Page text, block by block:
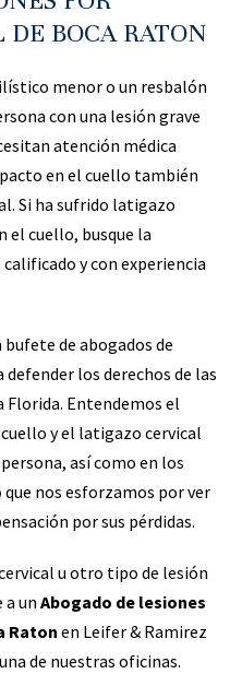
BOCA RATON
menor o un resbalón
con una lesión grave
atención médica
en el cuello también
Si ha sufrido latigazo
el cuello, busque la
y con experiencia
de abogados de
los derechos de las
Florida. Entendemos el
y el latigazo cervical
así como en los
nos esforzamos por ver
por sus pérdidas.
u otro tipo de lesión
a un Abogado de lesiones
Raton en Leifer & Ramirez
de nuestras oficinas.